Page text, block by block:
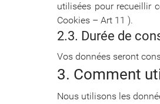
utilisées pour recueillir
Cookies – Art 11 ).
2.3. Durée de
Vos données seront
3. Comment
Nous utilisons les